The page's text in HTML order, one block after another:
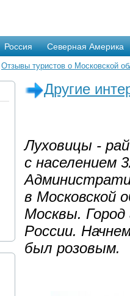
Россия Северная Америка
Отзывы туристов о Московской
Другие
Луховицы -
с населением
в Московской
Москвы.
России.
был розовым.